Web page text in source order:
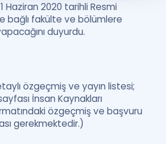
Haziran 2020 tarihli Resmi
bağlı fakülte ve bölümlere
duyurdu.
özgeçmiş ve yayın listesi;
İnsan Kaynakları
özgeçmiş ve başvuru
gerekmektedir.)